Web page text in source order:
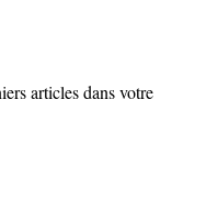
articles dans votre